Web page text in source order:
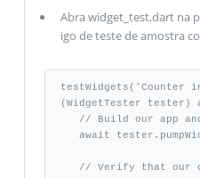
Abra widget_test.dart na
igo de teste de amostra
testWidgets('Counter
(WidgetTester tester)